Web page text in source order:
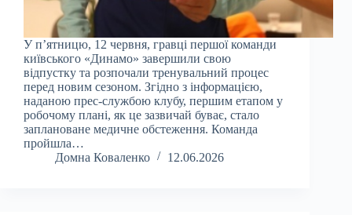
У п’ятницю, 12 червня, гравці першої команди
київського «Динамо» завершили свою
відпустку та розпочали тренувальний процес
перед новим сезоном. Згідно з інформацією,
наданою прес-службою клубу, першим етапом у
робочому плані, як це зазвичай буває, стало
заплановане медичне обстеження. Команда
пройшла…
Домна Коваленко
12.06.2026